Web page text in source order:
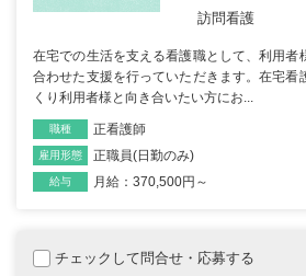
訪問看護
在宅での生活を支える看護職として、利用者
合わせた支援を行っていただきます。在宅看
くり利用者様と向き合いたい方にお...
職種 正看護師
雇用形態 正職員(日勤のみ)
給与 月給：370,500円～
チェックして問合せ・応募する